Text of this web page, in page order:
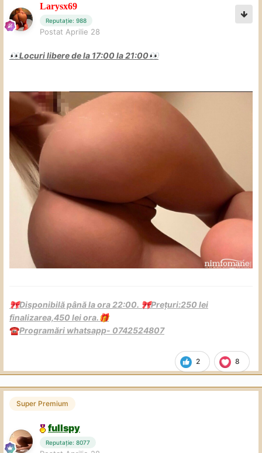
Larysx69
Reputație: 988
Postat Aprilie 28
👀Locuri libere de la 17:00 la 21:00👀
2 8
🎀Disponibilă până la ora 22:00. 🎀Prețuri:250 lei
finalizarea,450 lei ora.🎁
☎️Programări whatsapp- 0742524807
Super Premium
fullspy
Reputație: 8077